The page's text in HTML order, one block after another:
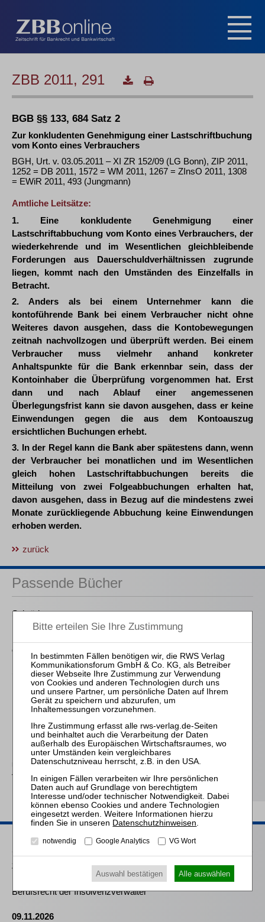
ZBB 2011, 291
BGB §§ 133, 684 Satz 2
Zur konkludenten Genehmigung einer Lastschriftbuchung
vom Konto eines Verbrauchers
BGH, Urt. v. 03.05.2011 – XI ZR 152/09 (LG Bonn), ZIP 2011,
1252 = DB 2011, 1572 = WM 2011, 1267 = ZInsO 2011, 1308
= EWiR 2011, 493 (Jungmann)
Amtliche Leitsätze:
1. Eine konkludente Genehmigung einer
Lastschriftabbuchung vom Konto eines Verbrauchers, der
wiederkehrende und im Wesentlichen gleichbleibende
Forderungen aus Dauerschuldverhältnissen zugrunde
liegen, kommt nach den Umständen des Einzelfalls in
Betracht.
2. Anders als bei einem Unternehmer kann die
kontoführende Bank bei einem Verbraucher nicht ohne
Weiteres davon ausgehen, dass die Kontobewegungen
zeitnah nachvollzogen und überprüft werden. Bei einem
Verbraucher muss vielmehr anhand konkreter
Anhaltspunkte für die Bank erkennbar sein, dass der
Kontoinhaber die Überprüfung vorgenommen hat. Erst
dann und nach Ablauf einer angemessenen
Überlegungsfrist kann sie davon ausgehen, dass er keine
Einwendungen gegen die aus dem Kontoauszug
ersichtlichen Buchungen erhebt.
3. In der Regel kann die Bank aber spätestens dann, wenn
der Verbraucher bei monatlichen und im Wesentlichen
gleich hohen Lastschriftabbuchungen bereits die
Mitteilung von zwei Folgeabbuchungen erhalten hat,
davon ausgehen, dass in Bezug auf die mindestens zwei
Monate zurückliegende Abbuchung keine Einwendungen
erhoben werden.
zurück
Passende Bücher
Schröder
Die Reform des
durch das MoMiG
Sudergat
Kontopfändung und P-
Konto
Die absolute und die
relative Vorrangregel im
Recht der
Unternehmensreorganisa
tion
Passende Seminare
25.08.2026
Praktiker-Webinar Vom Listenplatz zur Zulassung – Das neue
Berufsrecht der Insolvenzverwalter
09.11.2026
Datenschutzhinweisen
notwendig Google Analytics VG Wort
Auswahl bestätigen Alle auswählen